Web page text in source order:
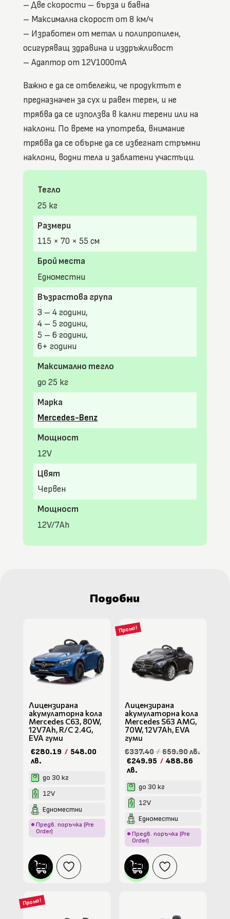
– Две скорости – бърза и бавна
– Максимална скорост от 8 км/ч
– Изработен от метал и полипропилен,
осигуряващ здравина и издръжливост
– Адаптор от 12V1000mA
Важно е да се отбележи, че продуктът е
предназначен за сух и равен терен, и не
трябва да се използва в кални терени или на
наклони. По време на употреба, внимание
трябва да се обърне да се избегнат стръмни
наклони, водни тела и заблатени участъци.
Тегло
25 кг
Размери
115 × 70 × 55 см
Брой места
Едноместни
Възрастова група
3 – 4 години,
4 – 5 години,
5 – 6 години,
6+ години
Максимално тегло
до 25 кг
Марка
Mercedes-Benz
Мощност
12V
Цвят
Червен
Мощност
12V/7Ah
Подобни
Лицензирана
акумулаторна кола
Mercedes C63, 80W,
12V7Ah, R/C 2.4G,
EVA гуми
€280.19 / 548.00
лв.
до 30 кг
12V
Едноместни
Предв. поръчка (Pre
Order)
КУПИ
Промо!
Лицензирана
акумулаторна кола
Mercedes S63 AMG,
70W, 12V7Ah, EVA
гуми
€337.40/659.90 лв.
€249.95 / 488.86
лв.
до 30 кг
12V
Едноместни
Предв. поръчка (Pre
Order)
КУПИ
Промо!